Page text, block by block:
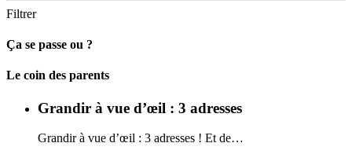
Filtrer
Ça se passe ou ?
Carto
Le coin des parents
Grandir à vue d’œil : 3 adresses
Grandir à vue d’œil : 3 adresses ! Et de…